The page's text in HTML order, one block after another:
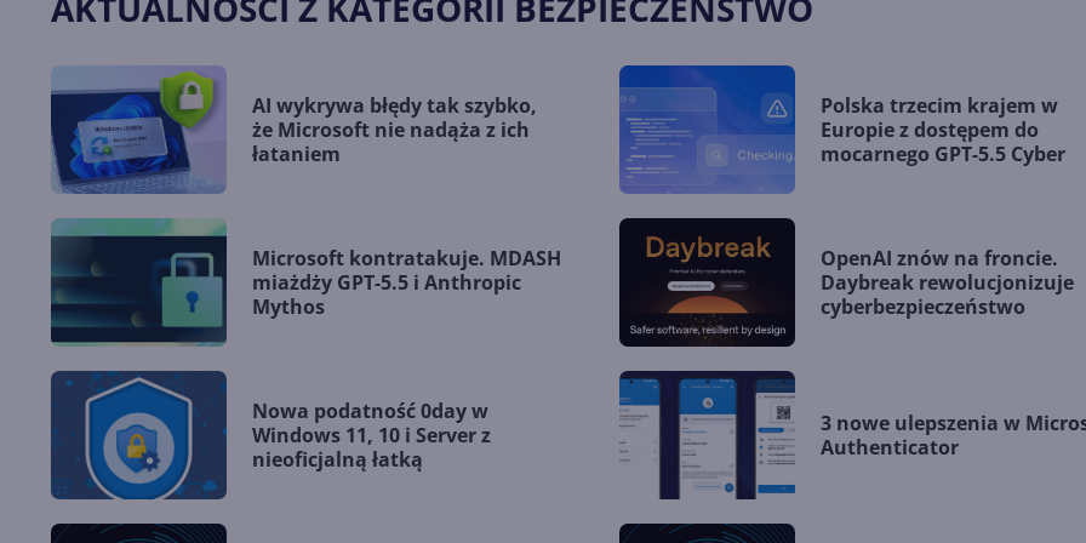
AI wykrywa błędy tak szybko,
że Microsoft nie nadąża z ich
łataniem
Polska trzecim krajem w
Europie z dostępem do
mocarnego GPT-5.5 Cyber
Microsoft kontratakuje. MDASH
miażdży GPT-5.5 i Anthropic
Mythos
OpenAI znów na froncie.
Daybreak rewolucjonizuje
cyberbezpieczeństwo
Nowa podatność 0day w
Windows 11, 10 i Server z
nieoficjalną łatką
3 nowe ulepszenia w
Authenticator